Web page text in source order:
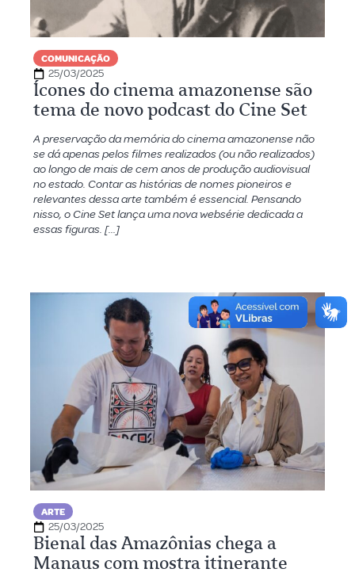
COMUNICAÇÃO
25/03/2025
Ícones do cinema amazonense são
tema de novo podcast do Cine Set
A preservação da memória do cinema amazonense não
se dá apenas pelos filmes realizados (ou não realizados)
ao longo de mais de cem anos de produção audiovisual
no estado. Contar as histórias de nomes pioneiros e
relevantes dessa arte também é essencial. Pensando
nisso, o Cine Set lança uma nova websérie dedicada a
essas figuras. […]
ARTE
25/03/2025
Bienal das Amazônias chega a
Manaus com mostra itinerante